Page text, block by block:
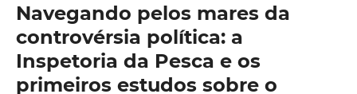
Navegando pelos mares da
controvérsia política: a
Inspetoria da Pesca e os
primeiros estudos sobre o